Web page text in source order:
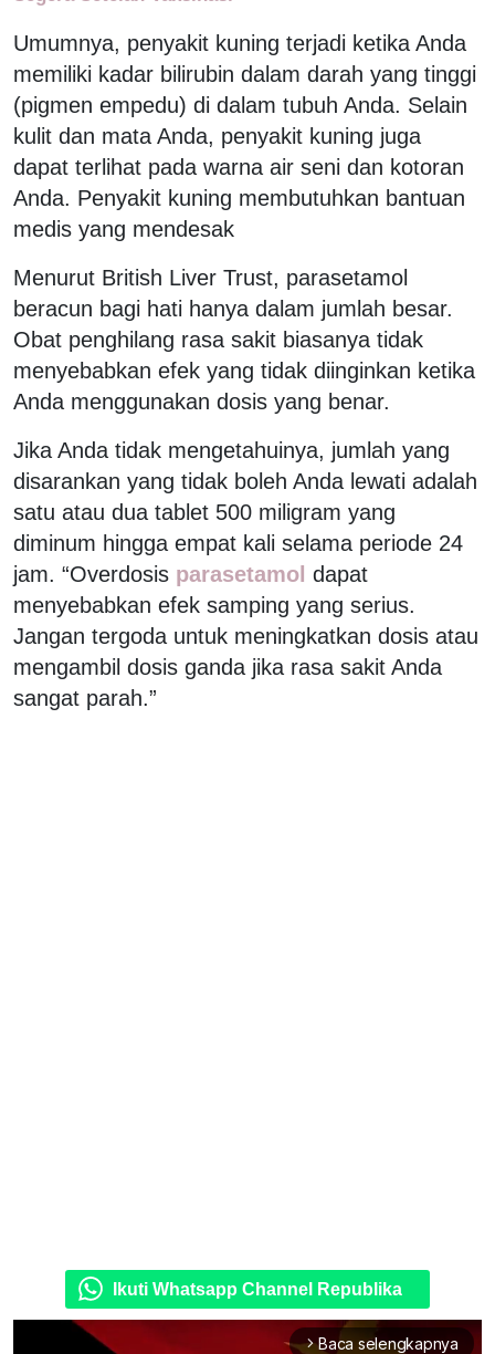
Umumnya, penyakit kuning terjadi ketika Anda
memiliki kadar bilirubin dalam darah yang tinggi
(pigmen empedu) di dalam tubuh Anda. Selain
kulit dan mata Anda, penyakit kuning juga
dapat terlihat pada warna air seni dan kotoran
Anda. Penyakit kuning membutuhkan bantuan
medis yang mendesak
Menurut British Liver Trust, parasetamol
beracun bagi hati hanya dalam jumlah besar.
Obat penghilang rasa sakit biasanya tidak
menyebabkan efek yang tidak diinginkan ketika
Anda menggunakan dosis yang benar.
Jika Anda tidak mengetahuinya, jumlah yang
disarankan yang tidak boleh Anda lewati adalah
satu atau dua tablet 500 miligram yang
diminum hingga empat kali selama periode 24
jam. “Overdosis parasetamol dapat
menyebabkan efek samping yang serius.
Jangan tergoda untuk meningkatkan dosis atau
mengambil dosis ganda jika rasa sakit Anda
sangat parah.”
Ikuti Whatsapp Channel Republika
arrow_forward_ios Baca selengkapnya